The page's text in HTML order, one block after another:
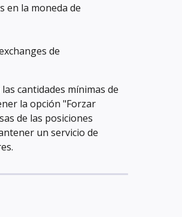
en la moneda de
de
cantidades mínimas de
la opción "Forzar
de las posiciones
un servicio de